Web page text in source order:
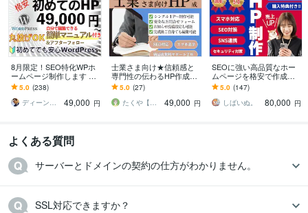
8月限定！SEO特化WPホ
ームページ制作します ス
マホ対応＆初心者向けWP
サイト制作【49,000円】
5.0 (238)
ディーン＠お値段以上！
49,000 円
士業さま向け★信頼感と
専門性の伝わるHP作成し
ます 弁護士様、司法書士
様、行政書士様、社労士
様、税理士様向けに！
5.0 (27)
たくや【WEB制作 G_conure】
49,000 円
SEOに強い高品質なホー
ムページを格安で作成し
ます ホームページ制作歴1
0年以上！安いけど本格的
なHP制作
5.0 (147)
しばいぬ。
80,000 円
よくある質問
サーバーとドメインの契約の仕方がわかりません。
SSL対応できますか？